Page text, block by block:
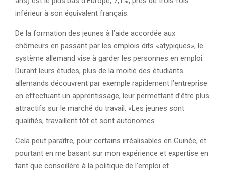
inférieur à son équivalent français.
De la formation des jeunes à l’aide accordée aux
chômeurs en passant par les emplois dits «atypiques», le
système allemand vise à garder les personnes en emploi.
Durant leurs études, plus de la moitié des étudiants
allemands découvrent par exemple rapidement l’entreprise
en effectuant un apprentissage, leur permettant d’être plus
attractifs sur le marché du travail. «Les jeunes sont
qualifiés, travaillent tôt et sont autonomes.
Cela peut paraître, pour certains irréalisables en Guinée, et
pourtant en me basant sur mon expérience et expertise en
tant que conseillère à la politique de l’emploi et